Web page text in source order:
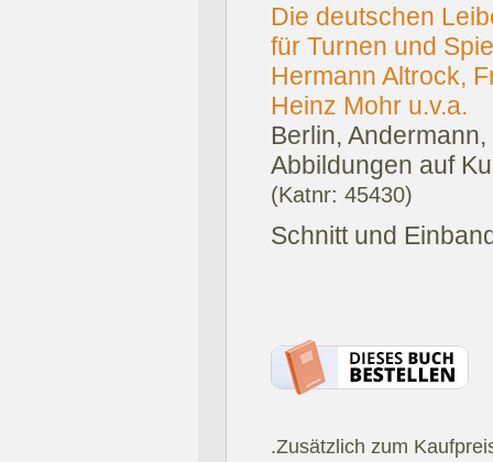
Die deutschen
für Turnen und
Hermann Altrock,
Heinz Mohr u.v.a.
Berlin,
Abbildungen auf
(Katnr: 45430)
Schnitt und
.Zusätzlich zum